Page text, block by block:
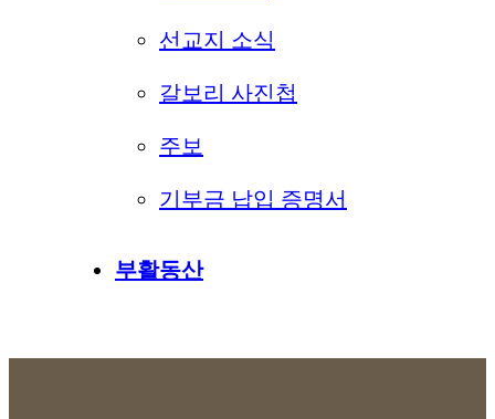
선교지 소식
갈보리 사진첩
주보
기부금 납입 증명서
부활동산